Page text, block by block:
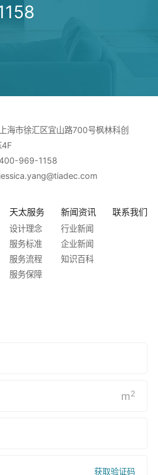
海市徐汇区宜山路700号枫林科创
4F
969-1158
jessica.yang@tiadec.com
天太服务
设计理念
服务标准
服务流程
服务保障
新闻资讯
行业新闻
企业新闻
知识百科
联系我们
m2
获取验证码